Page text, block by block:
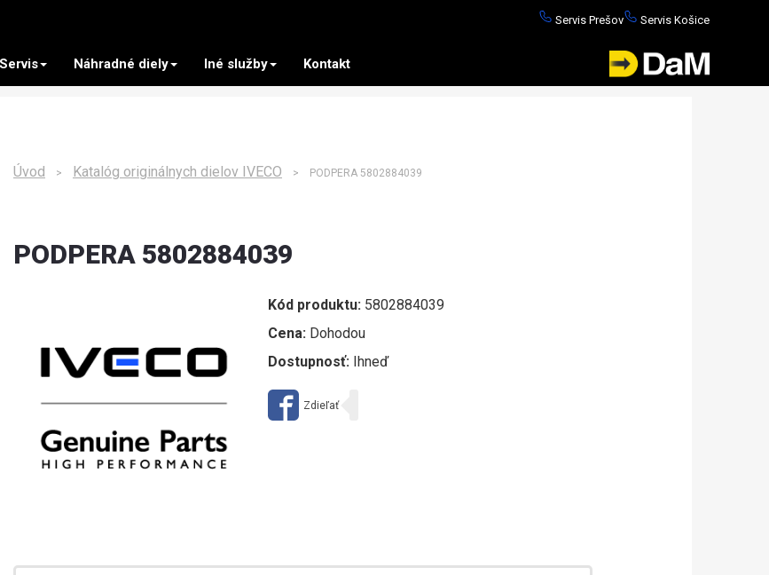
Servis Prešov Servis Košice
Servis Náhradné diely Iné služby Kontakt
Úvod > Katalóg originálnych dielov IVECO > PODPERA 5802884039
PODPERA 5802884039
Kód produktu:5802884039
Cena:Dohodou
Dostupnosť:Ihneď